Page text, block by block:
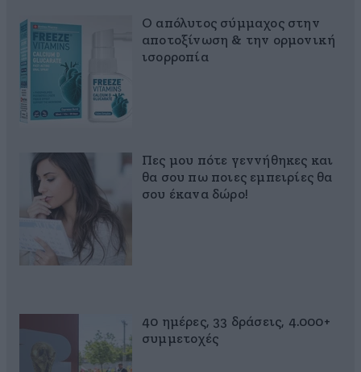
Ο απόλυτος σύμμαχος στην
αποτοξίνωση & την ορμονική
ισορροπία
Πες μου πότε γεννήθηκες και
θα σου πω ποιες εμπειρίες θα
σου έκανα δώρο!
40 ημέρες, 33 δράσεις, 4.000+
συμμετοχές